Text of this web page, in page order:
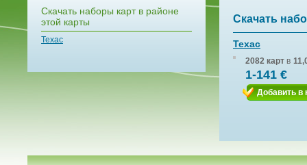
Скачать наборы карт в районе
этой карты
Техас
Скачать
Техас
2082 карт в
1-141 €
Добавить в